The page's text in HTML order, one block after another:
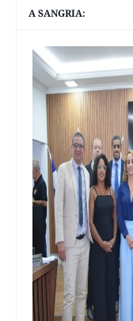
A SANGRIA: